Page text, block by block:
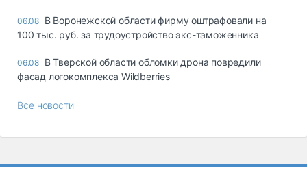
06.08 В Воронежской области фирму оштрафовали на
100 тыс. руб. за трудоустройство экс-таможенника
06.08 В Тверской области обломки дрона повредили
фасад логокомплекса Wildberries
Все новости